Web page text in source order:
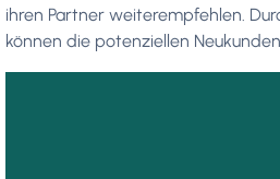
ihren Partner weiterempfehlen.
können die potenziellen